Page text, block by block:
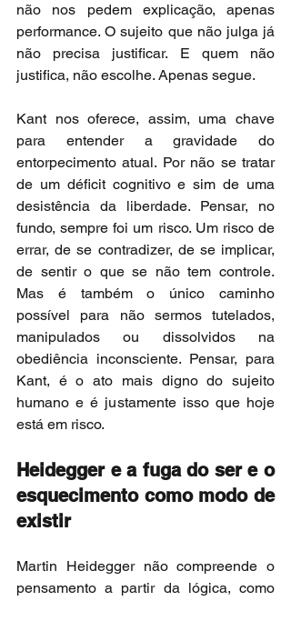
não nos pedem explicação, apenas
performance. O sujeito que não julga já
não precisa justificar. E quem não
justifica, não escolhe. Apenas segue.
Kant nos oferece, assim, uma chave
para entender a gravidade do
entorpecimento atual. Por não se tratar
de um déficit cognitivo e sim de uma
desistência da liberdade. Pensar, no
fundo, sempre foi um risco. Um risco de
errar, de se contradizer, de se implicar,
de sentir o que se não tem controle.
Mas é também o único caminho
possível para não sermos tutelados,
manipulados ou dissolvidos na
obediência inconsciente. Pensar, para
Kant, é o ato mais digno do sujeito
humano e é justamente isso que hoje
está em risco.
Heidegger e a fuga do ser e o
esquecimento como modo de
existir
Martin Heidegger não compreende o
pensamento a partir da lógica, como